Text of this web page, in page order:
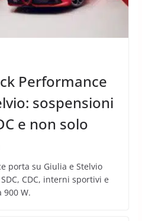
Performance
sospensioni
e non solo
porta su Giulia e Stelvio
CDC, interni sportivi e
W.